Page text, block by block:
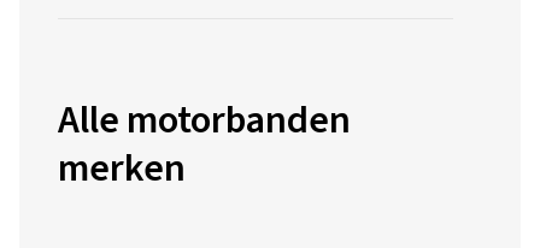
Alle motorbanden
merken